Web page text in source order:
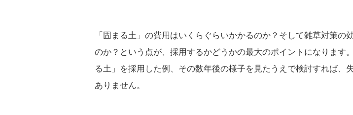
「固まる土」の費用はいくらぐらいかかるのか？そして雑草対策の
のか？という点が、採用するかどうかの最大のポイントになります
る土」を採用した例、その数年後の様子を見たうえで検討すれば、
ありません。